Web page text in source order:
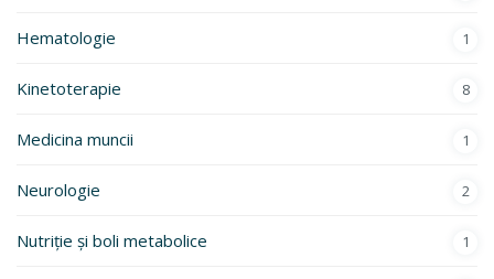
Hematologie 1
Kinetoterapie 8
Medicina muncii 1
Neurologie 2
Nutriție și boli metabolice 1